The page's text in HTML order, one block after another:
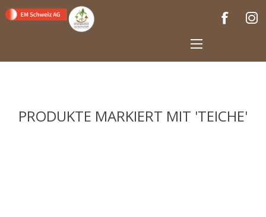
PRODUKTE MARKIERT MIT 'TEICHE'